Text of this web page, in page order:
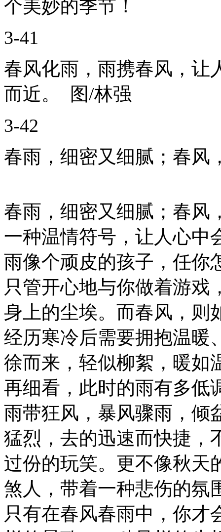
个美妙的季节！
3-41
春风化雨，雨携春风，让
而近。 图/林强
3-42
春雨，细密又细腻；春
春雨，细密又细腻；春风
一种温情符号，让人心中
雨像个顽皮的孩子，任你
只管开心地与你做着游戏
身上的尘埃。而春风，则
经历寒冷后需要拥抱温暖
徐而来，轻似柳絮，暖如
再细看，此时的雨有多低
雨带狂风，暴风骤雨，倾
猛烈，去的迅速而快捷，
过份的玩笑。更不像秋天
煞人，带着一种悲伤的氛
只有在春风春雨中，你才